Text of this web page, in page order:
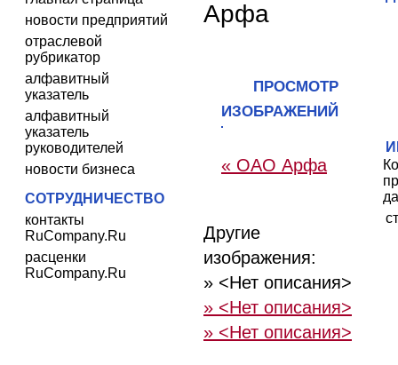
новости предприятий
отраслевой
рубрикатор
алфавитный
указатель
алфавитный
указатель
руководителей
новости бизнеса
СОТРУДНИЧЕСТВО
контакты
RuCompany.Ru
расценки
RuCompany.Ru
Арфа
ПРОСМОТР
ИЗОБРАЖЕНИЙ
« ОАО Арфа
Другие
изображения:
» <Нет описания>
» <Нет описания>
» <Нет описания>